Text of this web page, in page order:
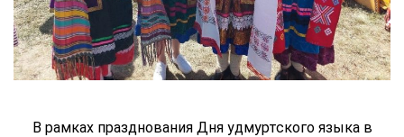
В рамках празднования Дня удмуртского языка в